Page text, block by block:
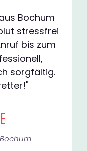
Bochum
stressfrei
bis zum
sorgfältig.